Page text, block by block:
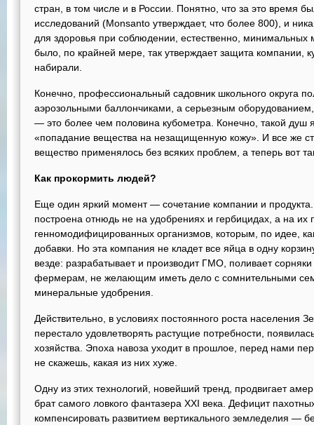
стран, в том числе и в России. Понятно, что за это время
исследований (Monsanto утверждает, что более 800), и
для здоровья при соблюдении, естественно,
было, по крайней мере, так утверждает защита компании,
набирали.
Конечно, профессиональный садовник школьного округа
аэрозольными баллончиками, а серьезным
— это более чем половина кубометра. Конечно, такой душ
«попадание вещества на незащищенную кожу». И все же
вещество применялось без всяких проблем, а теперь вот
Как прокормить людей?
Еще один яркий момент — сочетание компании и
построена отнюдь не на удобрениях и гербицидах, а на
генномодифицированных организмов, которым, по идее,
добавки. Но эта компания не кладет все яйца в одну
везде: разрабатывает и производит ГМО, поливает
фермерам, не желающим иметь дело с сомнительными
минеральные удобрения.
Действительно, в условиях постоянного роста населения
перестало удовлетворять растущие потребности,
хозяйства. Эпоха навоза уходит в прошлое, перед нами
не скажешь, какая из них хуже.
Одну из этих технологий, новейший тренд, продвигает
брат самого ловкого фантазера XXI века. Дефицит
компенсировать развитием вертикального земледелия —